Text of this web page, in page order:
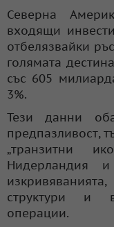
Северна
входящи
отбелязвайки
голямата
със 605
3%.
Тези данни
предпазливост,
„транзитни
Нидерландия
структури и
операции.